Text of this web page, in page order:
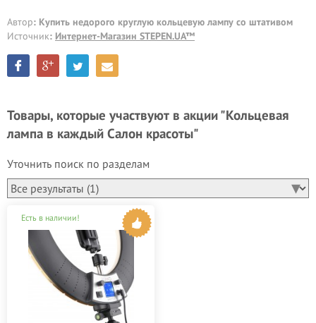
Автор: Купить недорого круглую кольцевую лампу со штативом
Источник: Интернет-Магазин STEPEN.UA™
Товары, которые участвуют в акции "Кольцевая
лампа в каждый Салон красоты"
Уточнить поиск по разделам
Есть в наличии!